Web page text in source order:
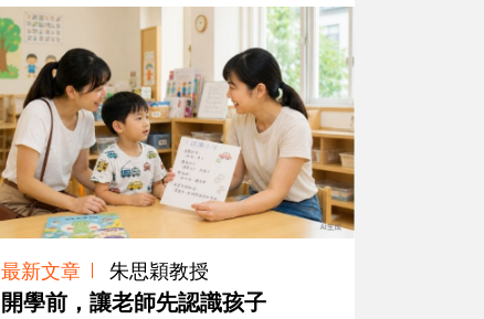
最新文章 朱思穎教授
開學前，讓老師先認識孩子